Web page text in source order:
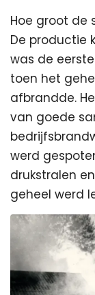
Hoe groot de
De productie
was de
toen het
afbrandde.
van goede
werd
drukstralen
geheel werd